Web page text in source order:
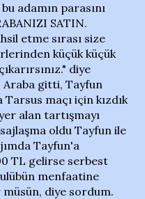
adamın parasını
SATIN.
etme sırası size
küçük küçük
diye
Araba gitti, Tayfun
maçı için kızdık
alan tartışmayı
oldu Tayfun ile
Tayfun'a
TL gelirse serbest
menfaatine
diye sordum.